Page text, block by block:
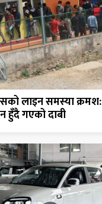
लाइन समस्या क्रमश:
हुँदै गएको दाबी